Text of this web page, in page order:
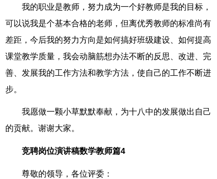
我的职业是教师，努力成为一个好教师是我的目标，
可以说我是个基本合格的老师，但离优秀教师的标准尚有
差距，今后我的努力方向是如何搞好班级建设、如何提高
课堂教学质量，我会动脑筋想办法不断的反思、改进、完
善、发展我的工作方法和教学方法，使自己的工作不断进
步。
我愿做一颗小草默默奉献，为十八中的发展做出自己
的贡献。谢谢大家。
竞聘岗位演讲稿数学教师篇4
尊敬的领导，各位评委：